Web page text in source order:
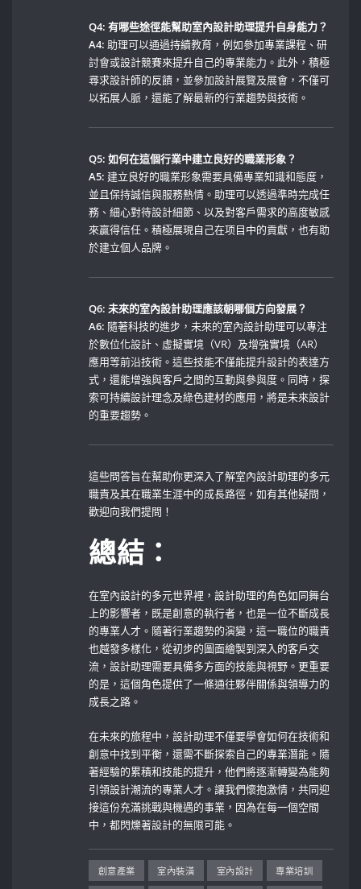
Q4: 有哪些途徑能幫助室內設計助理提升自身能力？
A4: 助理可以通過持續教育，例如參加專業課程、研
討會或設計競賽來提升自己的專業能力。此外，積極
尋求設計師的反饋，並參加設計展覽及展會，不僅可
以拓展人脈，還能了解最新的行業趨勢與技術。
Q5: 如何在這個行業中建立良好的職業形象？
A5: 建立良好的職業形象需要具備專業知識和態度，
並且保持誠信與服務熱情。助理可以透過準時完成任
務、細心對待設計細節、以及對客戶需求的高度敏感
來贏得信任。積極展現自己在项目中的貢獻，也有助
於建立個人品牌。
Q6: ⁢未來的室內設計助理應該朝哪個方向發展？
A6: 隨著科技的進步，未來的室內設計助理可以專注
於數位化設計、虛擬實境（VR）及增強實境（AR）
應用等前沿技術。這些技能不僅能提升設計的表達方
式，還能增強與客戶之間的互動與參與度。同時，探
索可持續設計理念及綠色建材的應用，將是未來設計
的重要趨勢。
這些問答旨在幫助你更深入了解室內設計助理的多元
職責及其在職業生涯中的成長路徑，如有其他疑問，
歡迎向我們提問！
總結：
在室內設計的多元世界裡，設計助理的角色如同舞台
上的影響者，既是創意的執行者，也是一位不斷成長
的專業人才。隨著行業趨勢的演變，這一職位的職責
也越發多樣化，從初步的圖面繪製到深入的客戶交
流，設計助理需要具備多方面的技能與視野。更重要
的是，這個角色提供了一條通往夥伴關係與領導力的
成長之路。
在未來的旅程中，設計助理不僅要學會如何在技術和
創意中找到平衡，還需不斷探索自己的專業潛能。隨
著經驗的累積和技能的提升，他們將逐漸轉變為能夠
引領設計潮流的專業人才。讓我們懷抱激情，共同迎
接這份充滿挑戰與機遇的事業，因為在每一個空間
中，都閃爍著設計的無限可能。
創意產業 室內裝潢 室內設計 專業培訓